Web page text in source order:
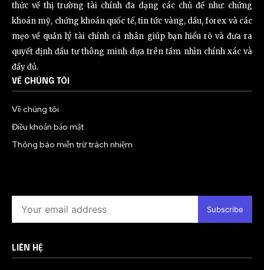
thức về thị trường tài chính đa dạng các chủ đề như: chứng
khoán mỹ, chứng khoán quốc tế, tin tức vàng, dầu, forex và các
mẹo về quản lý tài chính cá nhân giúp bạn hiểu rõ và đưa ra
quyết định đầu tư thông minh dựa trên tầm nhìn chính xác và
đầy đủ.
VỀ CHÚNG TÔI
Về chúng tôi
Điều khoản bảo mật
Thông báo miễn trừ trách nhiệm
Subscribe
LIÊN HỆ